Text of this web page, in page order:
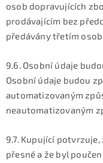
osob dopravujících
prodávajícím bez
předávány třetím
9.6. Osobní údaje
Osobní údaje budou
automatizovaným
neautomatizovaným
9.7. Kupující
přesné a že byl